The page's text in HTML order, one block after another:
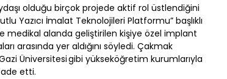
olduğu birçok projede aktif rol üstlendiğini
Yazıcı İmalat Teknolojileri Platformu” başlıklı
medikal alanda geliştirilen kişiye özel implant
arasında yer aldığını söyledi. Çakmak
Üniversitesi gibi yükseköğretim kurumlarıyla
etti.